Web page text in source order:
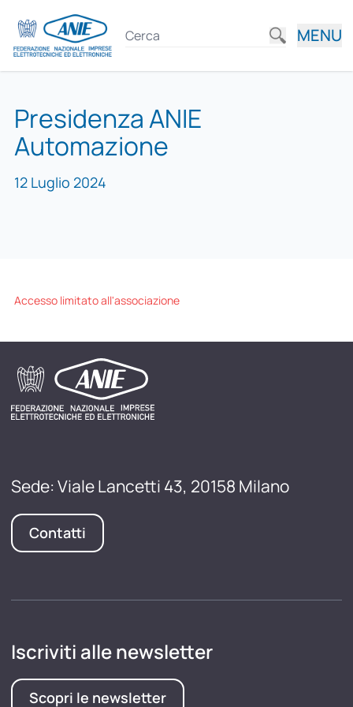
MENU
Presidenza ANIE
Automazione
12 Luglio 2024
Accesso limitato all'associazione
Sede: Viale Lancetti 43, 20158 Milano
Contatti
Iscriviti alle newsletter
Scopri le newsletter